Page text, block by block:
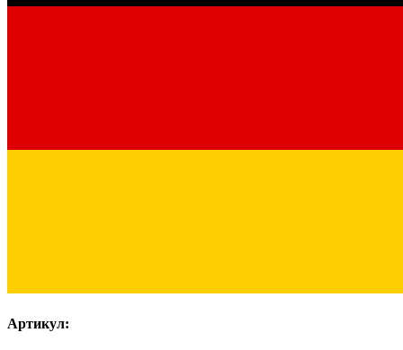
Артикул: